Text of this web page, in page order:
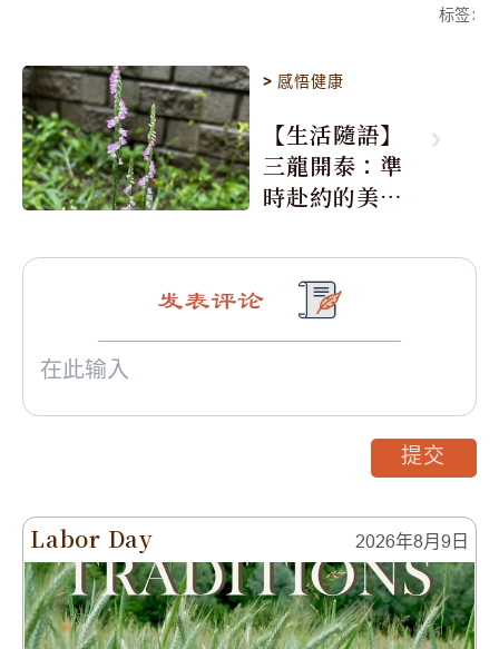
标签:
> 感悟健康
【生活隨語】
三龍開泰：準
時赴約的美麗
Labor Day 2026年8月9日
发表评论
提交